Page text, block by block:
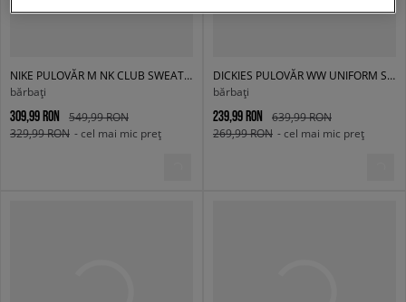
NIKE PULOVĂR M NK CLUB SWEATER JERSEY
bărbați
309,99 RON
549,99 RON
329,99 RON - cel mai mic preț
DICKIES PULOVĂR WW UNIFORM SWEATER
bărbați
239,99 RON
639,99 RON
269,99 RON - cel mai mic preț